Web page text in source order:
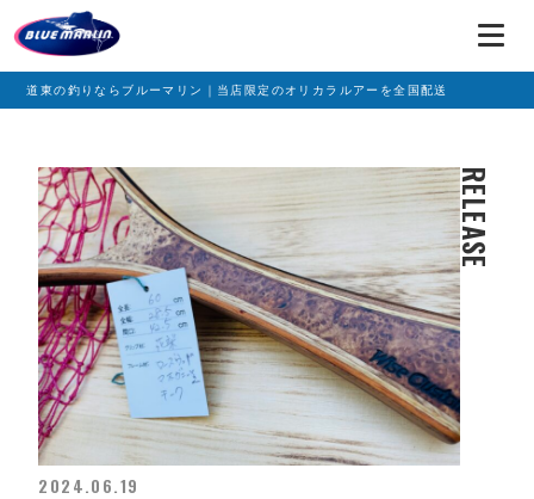
道東の釣りならブルーマリン｜当店限定のオリカラルアーを全国配送
RELEASE
2024.06.19